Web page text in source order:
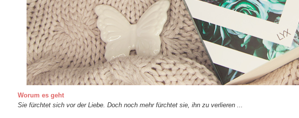
Worum es geht
Sie fürchtet sich vor der Liebe. Doch noch mehr fürchtet sie, ihn zu verlieren ...